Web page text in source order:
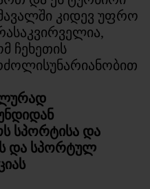
კიდევ უფრო
ჩეხეთის
სპორტისა და
და სპორტულ